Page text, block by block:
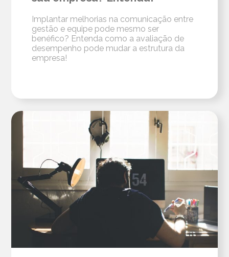
Implantar melhorias na comunicação entre
gestão e equipe pode mesmo ser
benéfico? Entenda como a avaliação de
desempenho pode mudar a estrutura da
empresa!